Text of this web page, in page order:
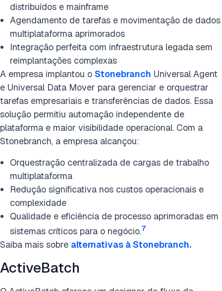
distribuídos e mainframe
Agendamento de tarefas e movimentação de dados
multiplataforma aprimorados
Integração perfeita com infraestrutura legada sem
reimplantações complexas
A empresa implantou o Stonebranch Universal Agent
e Universal Data Mover para gerenciar e orquestrar
tarefas empresariais e transferências de dados. Essa
solução permitiu automação independente de
plataforma e maior visibilidade operacional. Com a
Stonebranch, a empresa alcançou:
Orquestração centralizada de cargas de trabalho
multiplataforma
Redução significativa nos custos operacionais e
complexidade
Qualidade e eficiência de processo aprimoradas em
sistemas críticos para o negócio.7
Saiba mais sobre alternativas à Stonebranch.
ActiveBatch